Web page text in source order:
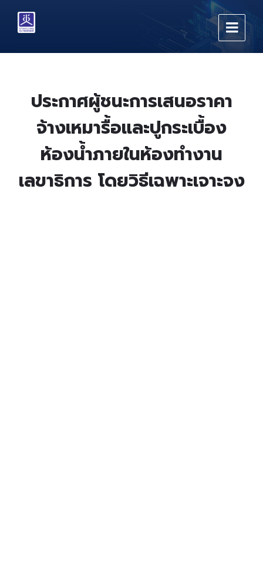
content
main
footer
ประกาศผู้ชนะการเสนอราคา
จ้างเหมารื้อและปูกระเบื้อง
ห้องน้ำภายในห้องทำงาน
เลขาธิการ โดยวิธีเฉพาะเจาะจง